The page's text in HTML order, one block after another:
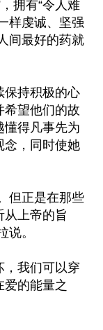
拥有“令人难
样虔诚、坚强
间最好的药就
保持积极的心
希望他们的故
懂得凡事先为
念，同时使她
但正是在那些
从上帝的旨
说。
，我们可以穿
的能量之